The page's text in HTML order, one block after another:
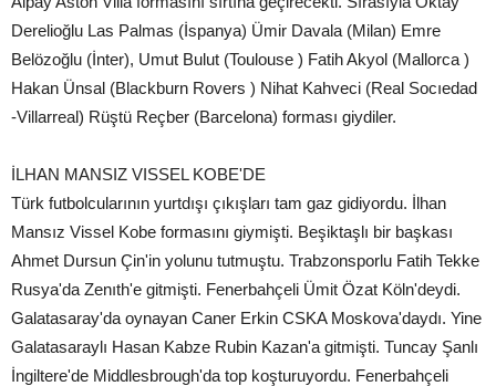
Derelioğlu Las Palmas (İspanya) Ümir Davala (Milan) Emre
Belözoğlu (İnter), Umut Bulut (Toulouse ) Fatih Akyol (Mallorca )
Hakan Ünsal (Blackburn Rovers ) Nihat Kahveci (Real Socıedad
-Villarreal) Rüştü Reçber (Barcelona) forması giydiler.
İLHAN MANSIZ VISSEL KOBE'DE
Türk futbolcularının yurtdışı çıkışları tam gaz gidiyordu. İlhan
Mansız Vissel Kobe formasını giymişti. Beşiktaşlı bir başkası
Ahmet Dursun Çin'in yolunu tutmuştu. Trabzonsporlu Fatih Tekke
Rusya'da Zenıth'e gitmişti. Fenerbahçeli Ümit Özat Köln'deydi.
Galatasaray'da oynayan Caner Erkin CSKA Moskova'daydı. Yine
Galatasaraylı Hasan Kabze Rubin Kazan'a gitmişti. Tuncay Şanlı
İngiltere'de Middlesbrough'da top koşturuyordu. Fenerbahçeli